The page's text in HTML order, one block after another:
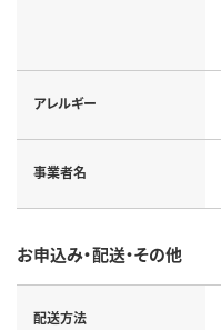
アレルギー
事業者名
お申込み・配送・その他
配送方法